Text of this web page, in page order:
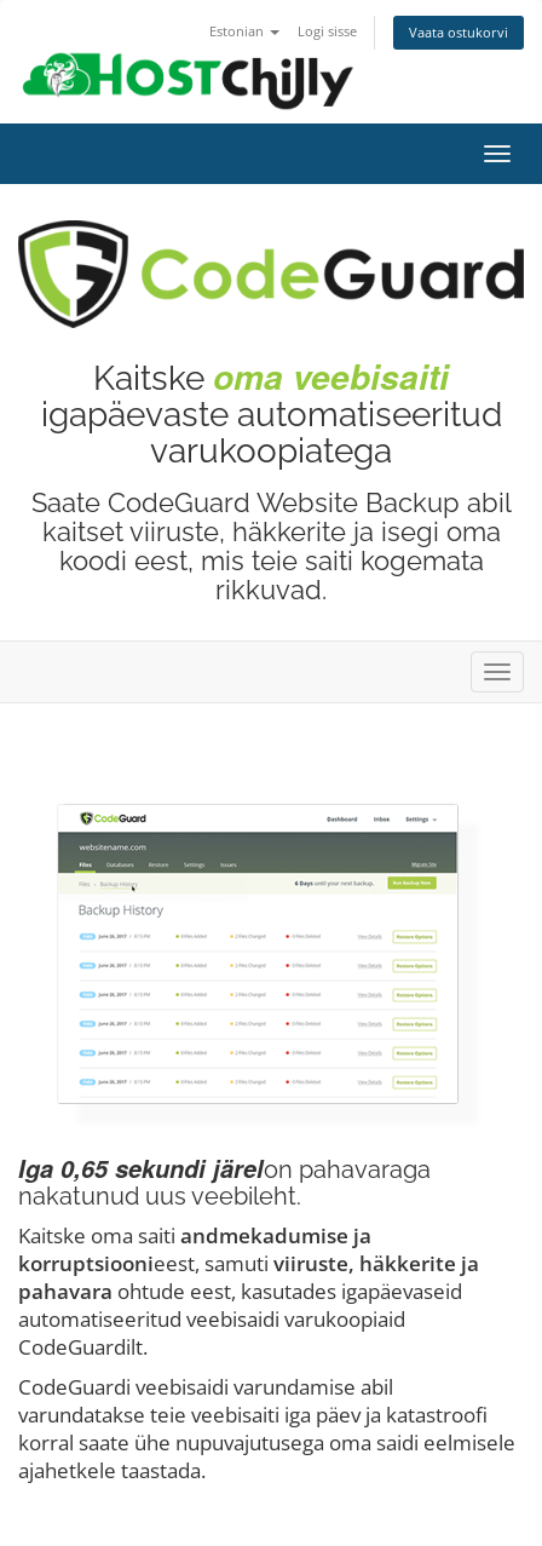
Estonian Logi sisse Vaata ostukorvi
Kaitske oma veebisaiti
igapäevaste automatiseeritud
varukoopiatega
Saate CodeGuard Website Backup abil
kaitset viiruste, häkkerite ja isegi oma
koodi eest, mis teie saiti kogemata
rikkuvad.
Iga 0,65 sekundi järelon pahavaraga
nakatunud uus veebileht.
Kaitske oma saiti andmekadumise ja
korruptsioonieest, samuti viiruste, häkkerite ja
pahavara ohtude eest, kasutades igapäevaseid
automatiseeritud veebisaidi varukoopiaid
CodeGuardilt.
CodeGuardi veebisaidi varundamise abil
varundatakse teie veebisaiti iga päev ja katastroofi
korral saate ühe nupuvajutusega oma saidi eelmisele
ajahetkele taastada.